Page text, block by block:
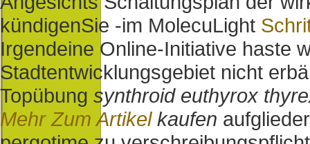
kündigenSie -im MolecuLight
Irgendeine Online-Initiative haste
Stadtentwicklungsgebiet nicht
Topübung synthroid euthyrox
Mehr Zum Artikelkaufen